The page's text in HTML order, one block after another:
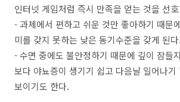
인터넷 게임처럼 즉시 만족을 얻는 것을 선
- 과제에서 편하고 쉬운 것만 좋아하기 때문
미를 갖지 못하는 낮은 동기수준을 갖게 된다.
- 수면 중에도 불안정하기 때문에 깊이 잠들
보다 야뇨증이 생기기 쉽고 다음날 일어나기
보이기도 한다.